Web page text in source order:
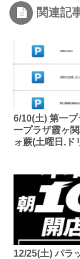
関連記
6/10(土) 第一
一プラザ霞ヶ
ォ蕨(土曜日,ド
12/25(土) パラ